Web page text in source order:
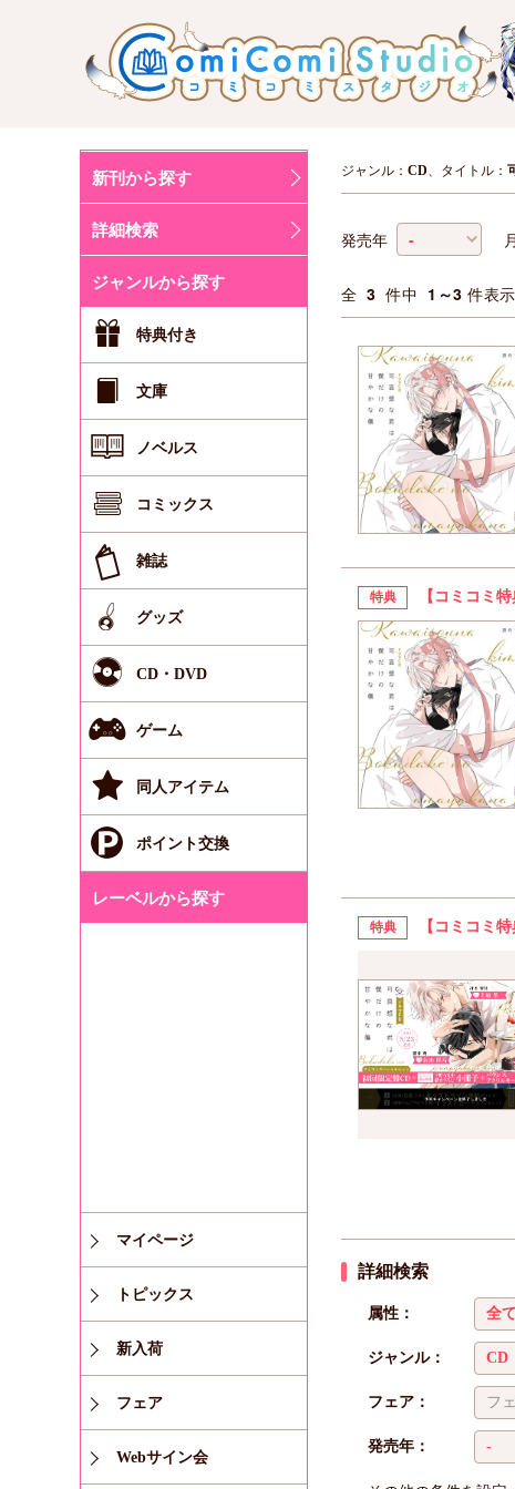
新刊から探す
詳細検索
ジャンルから探す
特典付き
文庫
ノベルス
コミックス
雑誌
グッズ
CD・DVD
ゲーム
同人アイテム
ポイント交換
レーベルから探す
マイページ
トピックス
新入荷
フェア
Webサイン会
ジャンル： CD、タイトル：
発売年 月
全 3 件中 1～3 件表示
特典 【コミコミ特
特典 【コミコミ特
詳細検索
属性：
ジャンル：
フェア：
発売年：